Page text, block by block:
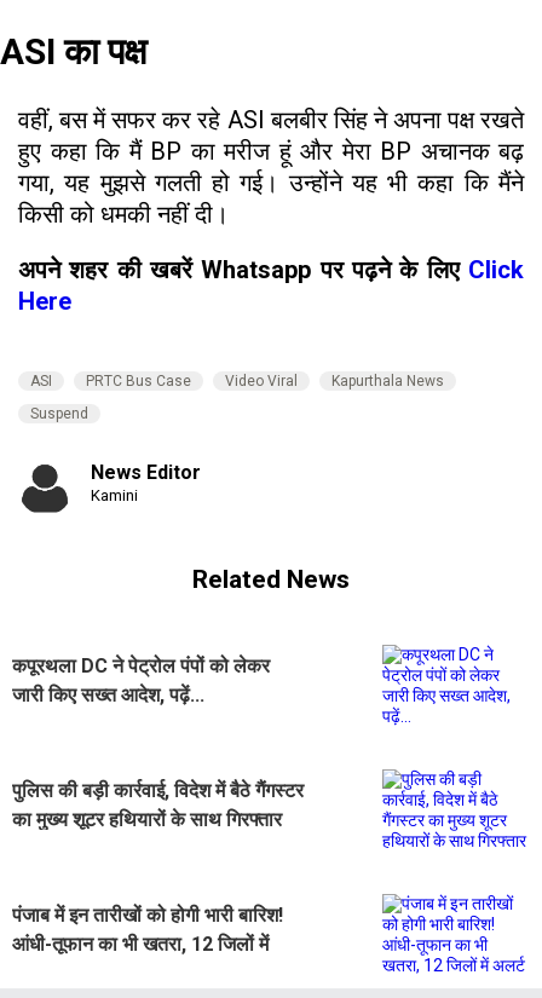
ASI का पक्ष
वहीं, बस में सफर कर रहे ASI बलबीर सिंह ने अपना पक्ष रखते
हुए कहा कि मैं BP का मरीज हूं और मेरा BP अचानक बढ़
गया, यह मुझसे गलती हो गई। उन्होंने यह भी कहा कि मैंने
किसी को धमकी नहीं दी।
अपने शहर की खबरें Whatsapp पर पढ़ने के लिए Click
Here
ASI PRTC Bus Case Video Viral
Kapurthala News
Suspend
News Editor
Kamini
Related News
कपूरथला DC ने पेट्रोल पंपों को लेकर
जारी किए सख्त आदेश, पढ़ें...
पुलिस की बड़ी कार्रवाई, विदेश में बैठे गैंगस्टर
का मुख्य शूटर हथियारों के साथ गिरफ्तार
पंजाब में इन तारीखों को होगी भारी बारिश!
आंधी-तूफान का भी खतरा, 12 जिलों में